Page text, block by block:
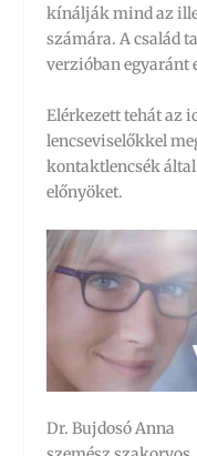
kínálják mind az
számára. A család
verzióban egyaránt
Elérkezett tehát az
lencseviselőkkel
kontaktlencsék
előnyöket.
Dr. Bujdosó Anna